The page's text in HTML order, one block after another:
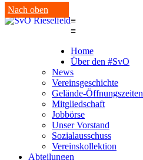
Nach oben
≡
≡
Home
Über den #SvO
News
Vereinsgeschichte
Gelände-Öffnungszeiten
Mitgliedschaft
Jobbörse
Unser Vorstand
Sozialausschuss
Vereinskollektion
Abteilungen